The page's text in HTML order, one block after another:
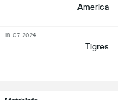
America
Tigres
18-07-2024